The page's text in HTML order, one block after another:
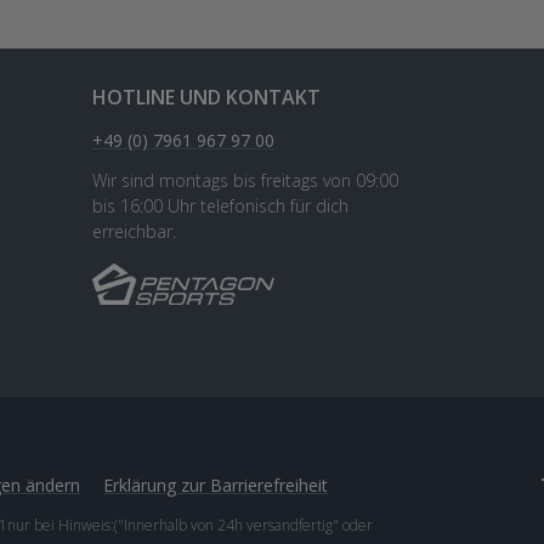
HOTLINE UND KONTAKT
+49 (0) 7961 967 97 00
Wir sind montags bis freitags von 09:00
bis 16:00 Uhr telefonisch für dich
erreichbar.
ändern Erklärung zur Barrierefreiheit
bei Hinweis:("Innerhalb von 24h versandfertig" oder